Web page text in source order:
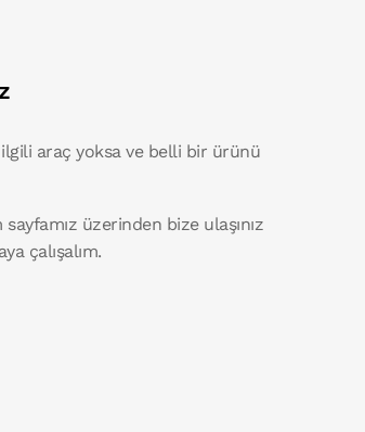
araç yoksa ve belli bir ürünü
üzerinden bize ulaşınız
çalışalım.